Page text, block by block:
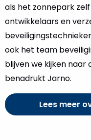
als het zonnepark
ontwikkelaars en
ook het team
blijven we kijken naar
benadrukt Jarno.
Lees meer